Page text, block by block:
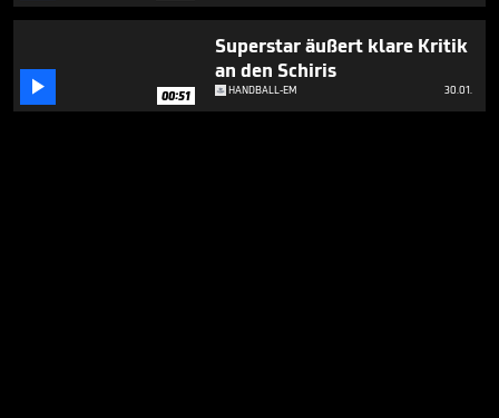
 00:51
Superstar äußert klare Kritik
an den Schiris
HANDBALL-EM 30.01.